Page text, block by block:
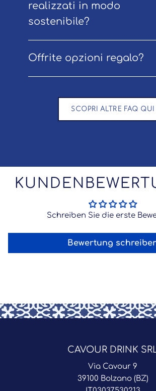
realizzati in modo
sostenibile?
Offrite opzioni regalo?
SCOPRI ALTRE FAQ QUI
Schreiben Sie die erste
Bewertung
CAVOUR DRINK
Via Cavour 9
39100 Bolzano (BZ)